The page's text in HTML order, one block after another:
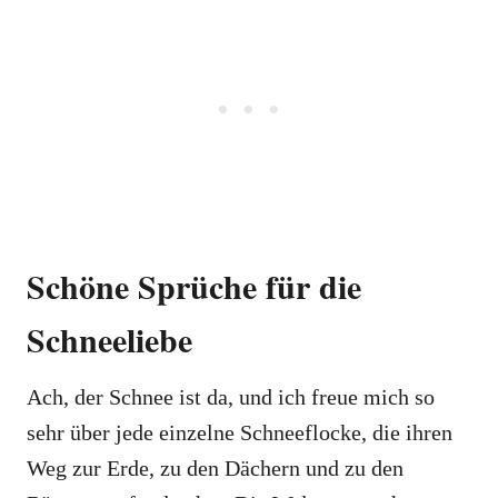
Schöne Sprüche für die
Schneeliebe
Ach, der Schnee ist da, und ich freue mich so
sehr über jede einzelne Schneeflocke, die ihren
Weg zur Erde, zu den Dächern und zu den